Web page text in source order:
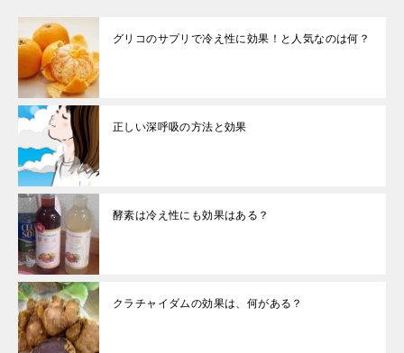
グリコのサプリで冷え性に効果！と人気なのは何？
正しい深呼吸の方法と効果
酵素は冷え性にも効果はある？
クラチャイダムの効果は、何がある？